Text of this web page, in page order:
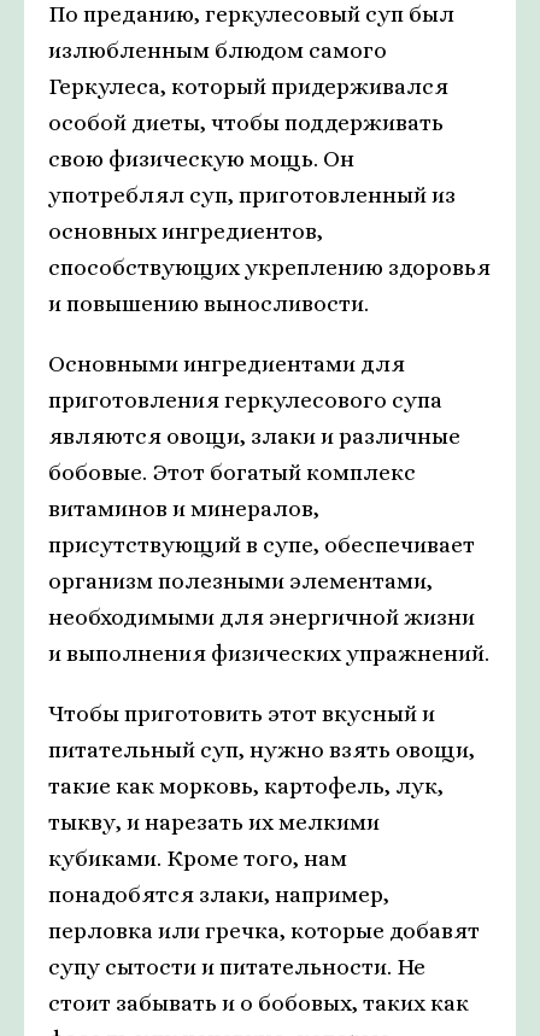
По преданию, геркулесовый суп был
излюбленным блюдом самого
Геркулеса, который придерживался
особой диеты, чтобы поддерживать
свою физическую мощь. Он
употреблял суп, приготовленный из
основных ингредиентов,
способствующих укреплению здоровья
и повышению выносливости.
Основными ингредиентами для
приготовления геркулесового супа
являются овощи, злаки и различные
бобовые. Этот богатый комплекс
витаминов и минералов,
присутствующий в супе, обеспечивает
организм полезными элементами,
необходимыми для энергичной жизни
и выполнения физических упражнений.
Чтобы приготовить этот вкусный и
питательный суп, нужно взять овощи,
такие как морковь, картофель, лук,
тыкву, и нарезать их мелкими
кубиками. Кроме того, нам
понадобятся злаки, например,
перловка или гречка, которые добавят
супу сытости и питательности. Не
стоит забывать и о бобовых, таких как